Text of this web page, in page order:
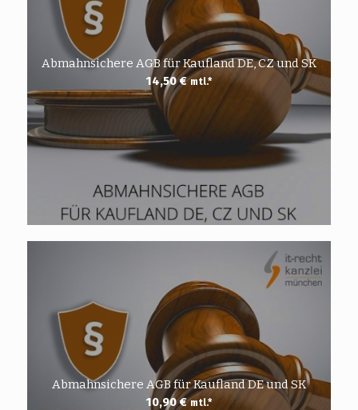
Abmahnsichere AGB für Kaufland DE, CZ und SK
14,50€ mtl.*
Abmahnsichere AGB für Kaufland DE und SK
10,90€ mtl.*